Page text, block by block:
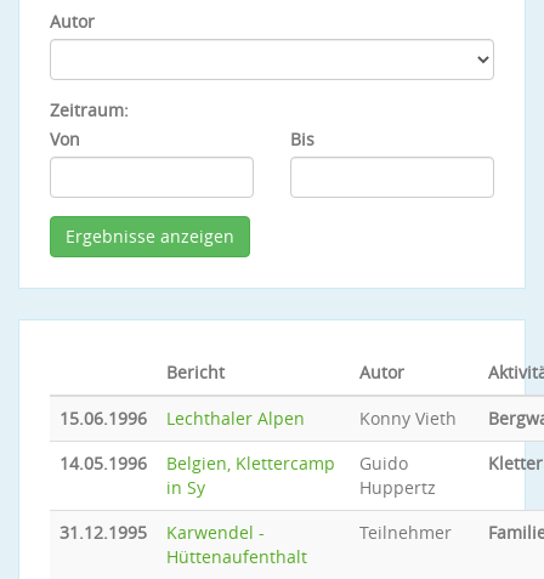
Autor
Zeitraum:
Von
Bis
Bericht Autor
15.06.1996
Lechthaler Alpen Konny Vieth
14.05.1996
Belgien, Klettercamp
in Sy
Guido
Huppertz
31.12.1995
Karwendel -
Hüttenaufenthalt
Teilnehmer